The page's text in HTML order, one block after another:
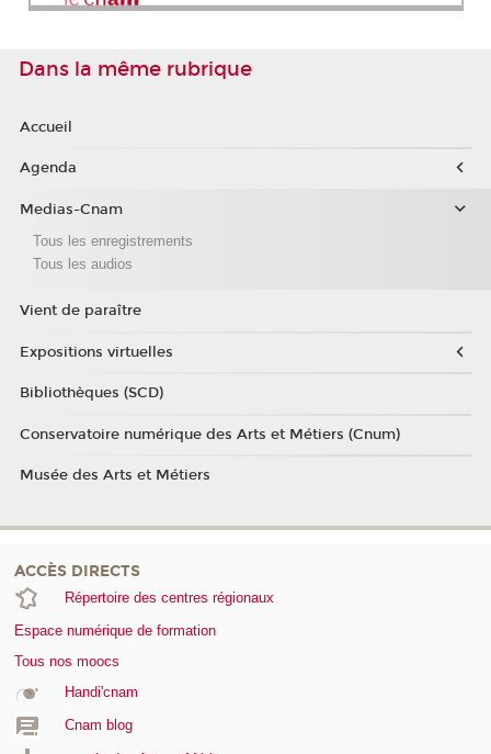
Dans la même rubrique
Accueil
Agenda
Medias-Cnam
Tous les enregistrements
Tous les audios
Vient de paraître
Expositions virtuelles
Bibliothèques (SCD)
Conservatoire numérique des Arts et Métiers (Cnum)
Musée des Arts et Métiers
ACCÈS DIRECTS
Répertoire des centres régionaux
Espace numérique de formation
Tous nos moocs
Handi'cnam
Cnam blog